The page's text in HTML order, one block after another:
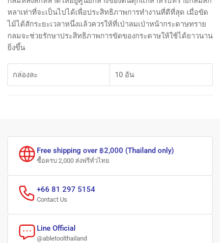
หลาเท่าที่จะเป็นไปได้เพื่อประสิทธิภาพการทำงานที่ดีที่สุด เมื่อขัด
ไม้ได้สักระยะเวลาหนึ่งแล้วควรให้ที่เป่าลมเป่าหน้ากระดาษทราย
กลมจะช่วยรักษาประสิทธิภาพการขัดของกระดาษให้ใช้ได้ยาวนาน
ยิ่งขึ้น
กล่องละ 10 อัน
Free shipping over ฿2,000 (Thailand only)
ซื้อครบ 2,000 ส่งฟรีทั่วไทย
+66 81 297 5154
Contact Us
Line Official
@abletoolthailand